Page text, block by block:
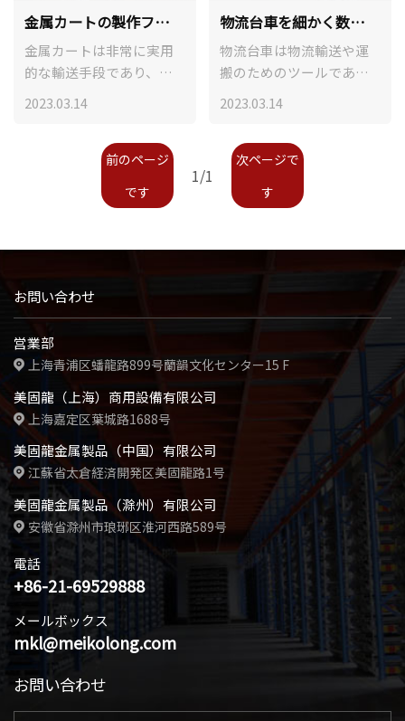
っている。
金属カートの製作フロ
ー
金属カートは非常に実用
的な輸送手段であり、通
常は貨物や物資を運搬す
は、金属カートの使用は
程も非常に厳密である。
セスを簡単に紹介しま
2023.03.14
物流台車を細かく数え
る6つの特徴
物流台車は物流輸送や運
搬のためのツールであ
り、倉庫、工場、物流セ
徴は構造が簡単で、使い
て、迅速で、効率的に貨
成することができること
2023.03.14
前のページ
です
1/1
次ページで
す
お問い合わせ
営業部
上海青浦区蟠龍路899号蘭韻文化センター15 F
美固龍（上海）商用設備有限公司
上海嘉定区葉城路1688号
美固龍金属製品（中国）有限公司
江蘇省太倉経済開発区美固龍路1号
美固龍金属製品（滁州）有限公司
安徽省滁州市琅琊区淮河西路589号
電話
+86-21-69529888
メールボックス
mkl@meikolong.com
お問い合わせ